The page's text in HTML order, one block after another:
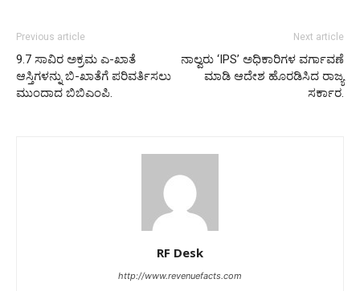
Previous article
9.7 ಸಾವಿರ ಅಕ್ರಮ ಎ-ಖಾತೆ
ಆಸ್ತಿಗಳನ್ನು ಬಿ-ಖಾತೆಗೆ ಪರಿವರ್ತಿಸಲು
ಮುಂದಾದ ಬಿಬಿಎಂಪಿ.
Next article
ನಾಲ್ವರು ‘IPS’ ಅಧಿಕಾರಿಗಳ ವರ್ಗಾವಣೆ
ಮಾಡಿ ಆದೇಶ ಹೊರಡಿಸಿದ ರಾಜ್ಯ
ಸರ್ಕಾರ.
RF Desk
http://www.revenuefacts.com